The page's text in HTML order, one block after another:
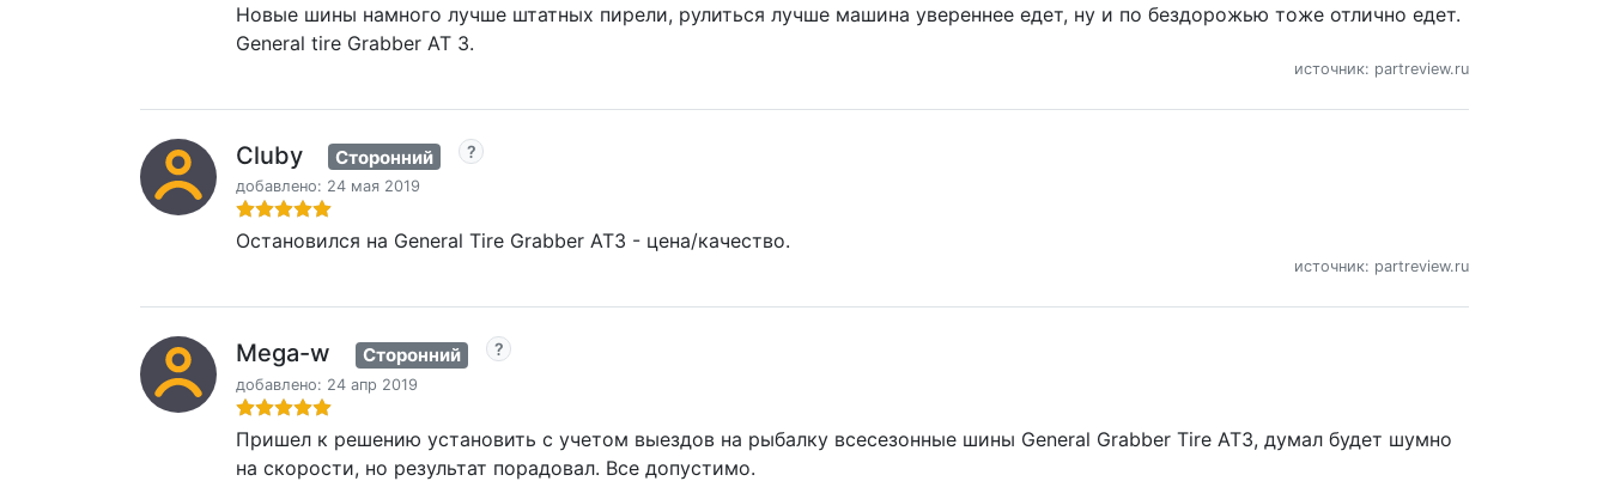
Новые шины намного лучше штатных пирели, рулиться лучше машина увереннее едет, ну и по бездорожью тоже отлично едет.
General tire Grabber AT 3.
источник: partreview.ru
Cluby Сторонний
добавлено: 24 мая 2019
Остановился на General Tire Grabber AT3 - цена/качество.
источник: partreview.ru
Mega-w Сторонний
добавлено: 24 апр 2019
Пришел к решению установить с учетом выездов на рыбалку всесезонные шины General Grabber Tire AT3, думал будет шумно
на скорости, но результат порадовал. Все допустимо.